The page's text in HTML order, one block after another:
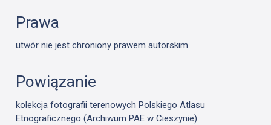
Prawa
utwór nie jest chroniony prawem autorskim
Powiązanie
kolekcja fotografii terenowych Polskiego Atlasu
Etnograficznego (Archiwum PAE w Cieszynie)